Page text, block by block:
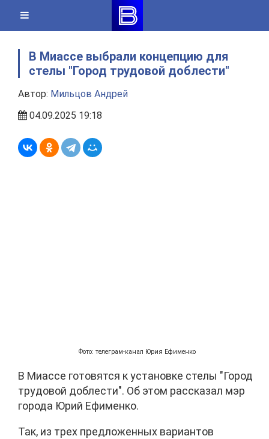
content
В Миассе выбрали концепцию для
стелы "Город трудовой доблести"
Автор: Мильцов Андрей
04.09.2025 19:18
Фото: телеграм-канал Юрия Ефименко
В Миассе готовятся к установке стелы "Город
трудовой доблести". Об этом рассказал мэр
города Юрий Ефименко.
Так, из трех предложенных вариантов